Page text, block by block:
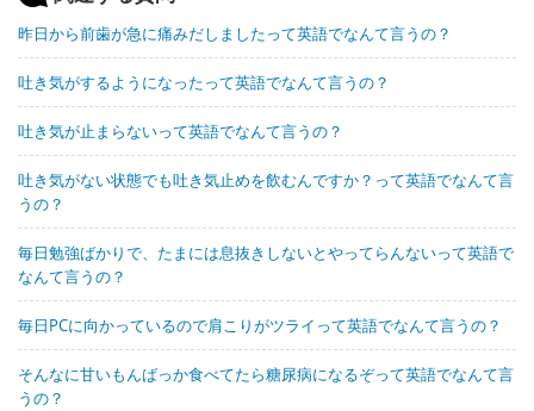
昨日から前歯が急に痛みだしましたって英語でなんて言うの？
吐き気がするようになったって英語でなんて言うの？
吐き気が止まらないって英語でなんて言うの？
吐き気がない状態でも吐き気止めを飲むんですか？って英語でなんて言
うの？
毎日勉強ばかりで、たまには息抜きしないとやってらんないって英語で
なんて言うの？
毎日PCに向かっているので肩こりがツライって英語でなんて言うの？
そんなに甘いもんばっか食べてたら糖尿病になるぞって英語でなんて言
うの？